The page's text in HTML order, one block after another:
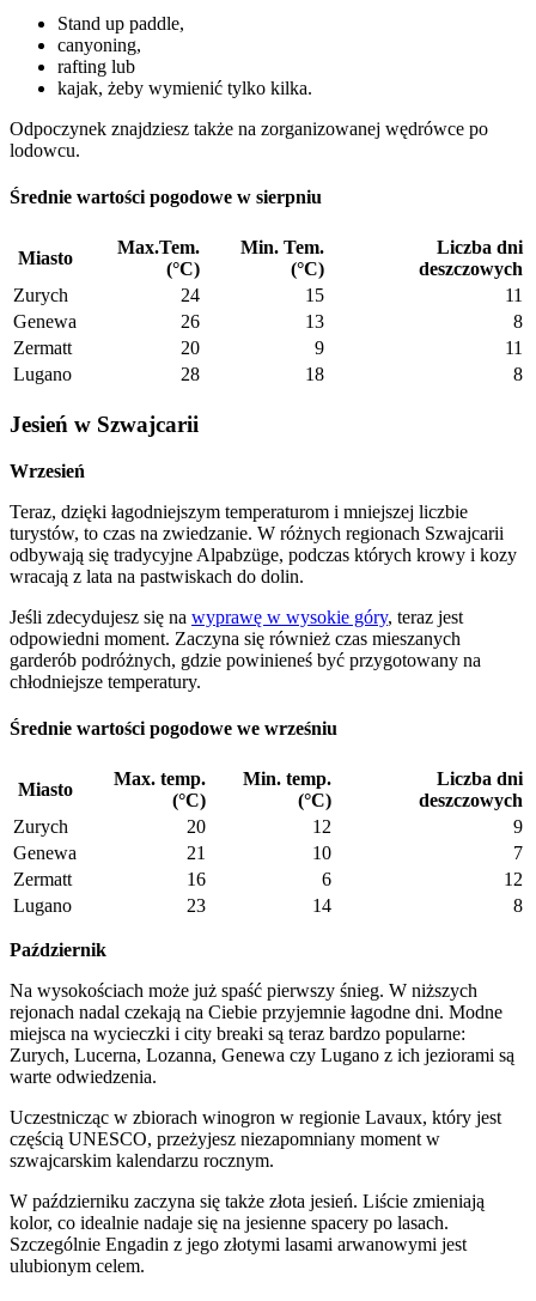
Stand up paddle,
canyoning,
rafting lub
kajak, żeby wymienić tylko kilka.
Odpoczynek znajdziesz także na zorganizowanej wędrówce po
lodowcu.
Średnie wartości pogodowe w sierpniu
Miasto
Max.Tem.
(°C)
Min. Tem.
(°C)
Liczba dni
deszczowych
Zurych
24 15
11
Genewa
26 13
8
Zermatt
20 9
11
Lugano
28 18 8
Jesień w Szwajcarii
Wrzesień
Teraz, dzięki łagodniejszym temperaturom i mniejszej liczbie
turystów, to czas na zwiedzanie. W różnych regionach Szwajcarii
odbywają się tradycyjne Alpabzüge, podczas których krowy i kozy
wracają z lata na pastwiskach do dolin.
Jeśli zdecydujesz się na wyprawę w wysokie góry, teraz jest
odpowiedni moment. Zaczyna się również czas mieszanych
garderób podróżnych, gdzie powinieneś być przygotowany na
chłodniejsze temperatury.
Średnie wartości pogodowe we wrześniu
Miasto
Max. temp.
(°C)
Min. temp.
(°C)
Liczba dni
deszczowych
Zurych
20 12
9
Genewa
21 10
7
Zermatt
16 6
12
Lugano
23 14 8
Październik
Na wysokościach może już spaść pierwszy śnieg. W niższych
rejonach nadal czekają na Ciebie przyjemnie łagodne dni. Modne
miejsca na wycieczki i city breaki są teraz bardzo popularne:
Zurych, Lucerna, Lozanna, Genewa czy Lugano z ich jeziorami są
warte odwiedzenia.
Uczestnicząc w zbiorach winogron w regionie Lavaux, który jest
częścią UNESCO, przeżyjesz niezapomniany moment w
szwajcarskim kalendarzu rocznym.
W październiku zaczyna się także złota jesień. Liście zmieniają
kolor, co idealnie nadaje się na jesienne spacery po lasach.
Szczególnie Engadin z jego złotymi lasami arwanowymi jest
ulubionym celem.